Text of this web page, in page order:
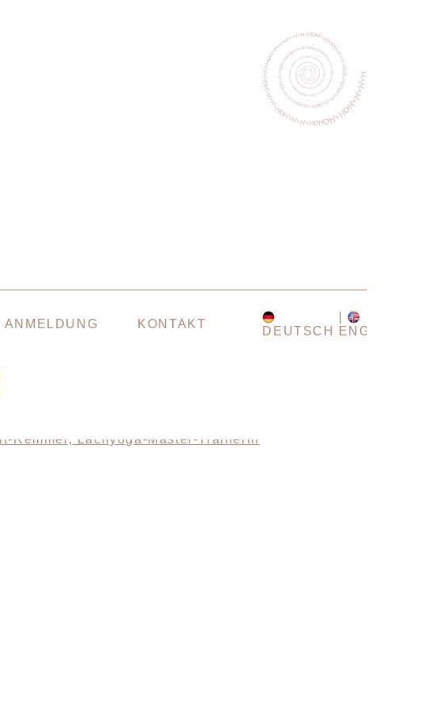
ANMELDUNG KONTAKT
DEUTSCH ENGLISH